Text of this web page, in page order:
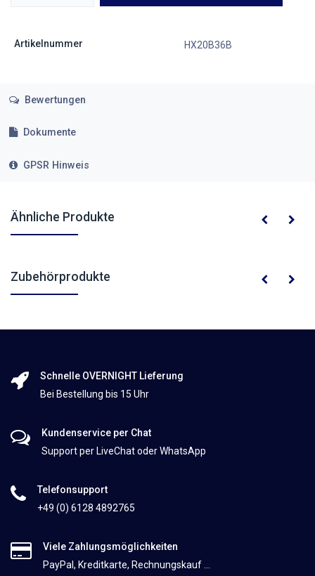
Artikelnummer HX20B36B
Bewertungen
Dokumente
GPSR Hinweis
Ähnliche Produkte
Zubehörprodukte
Schnelle OVERNIGHT Lieferung
Bei Bestellung bis 15 Uhr
Kundenservice per Chat
Support per LiveChat oder WhatsApp
Telefonsupport
+49 (0) 6128 4892765
Viele Zahlungsmöglichkeiten
PayPal, Kreditkarte, Rechnungskauf ...